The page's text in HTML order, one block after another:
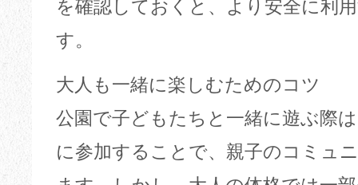
を確認しておくと、より安全に利
す。
大人も一緒に楽しむためのコツ
公園で子どもたちと一緒に遊ぶ際
に参加することで、親子のコミュ